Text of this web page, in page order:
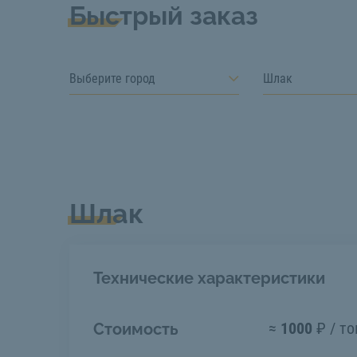
Быстрый заказ
Выберите город Шлак
Шлак
Технические характеристики
Стоимость ≈ 1000 ₽ /